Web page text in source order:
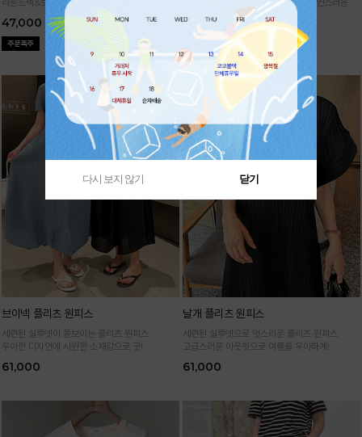
47,000
형 커버 허리 전체 밴딩으로 편안한 착용감
29,000
브이넥 플리츠 원피스
세련된 실루엣이 돋보이는 플리츠 원피스
우아한 디자인에 시원한 소재감으로 굿!
61,000
날개 플리츠 원피스
세련된 실루엣으로 멋스러운 플리츠 원피스
고급스러운 아웃핏으로 여름을 우아하게!
61,000
다시 보지 않기 닫기